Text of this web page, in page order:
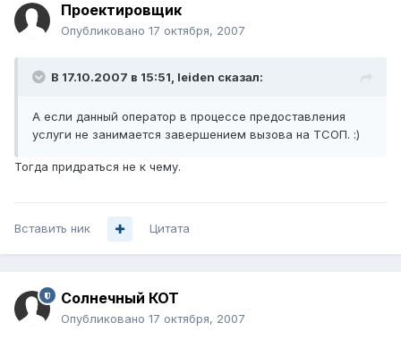
Проектировщик
Опубликовано 17 октября, 2007
В 17.10.2007 в 15:51, leiden сказал:
А если данный оператор в процессе предоставления
услуги не занимается завершением вызова на ТСОП. :)
Тогда придраться не к чему.
Вставить ник Цитата
Солнечный КОТ
Опубликовано 17 октября, 2007